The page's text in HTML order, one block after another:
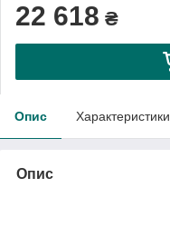
22 618 ₴
Опис Характеристики
Опис